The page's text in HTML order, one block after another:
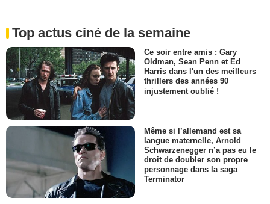
Top actus ciné de la semaine
Ce soir entre amis : Gary
Oldman, Sean Penn et Ed
Harris dans l'un des meilleurs
thrillers des années 90
injustement oublié !
Même si l’allemand est sa
langue maternelle, Arnold
Schwarzenegger n’a pas eu le
droit de doubler son propre
personnage dans la saga
Terminator